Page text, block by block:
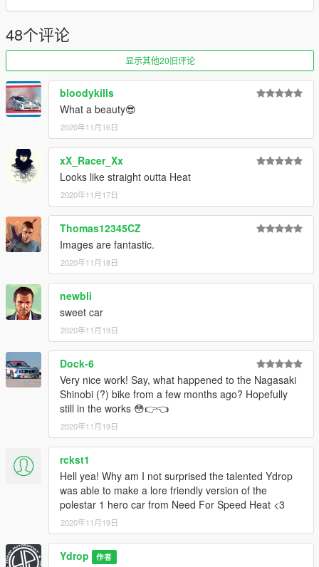
48个评论
显示其他20旧评论
bloodykills
What a beauty😎
2020年11月16日
xX_Racer_Xx
Looks like straight outta Heat
2020年11月17日
Thomas12345CZ
Images are fantastic.
2020年11月18日
newbli
sweet car
2020年11月19日
Dock-6
Very nice work! Say, what happened to the Nagasaki
Shinobi (?) bike from a few months ago? Hopefully
still in the works 😳👉👈
2020年11月19日
rckst1
Hell yea! Why am I not surprised the talented Ydrop
was able to make a lore friendly version of the
polestar 1 hero car from Need For Speed Heat <3
2020年11月19日
Ydrop 作者